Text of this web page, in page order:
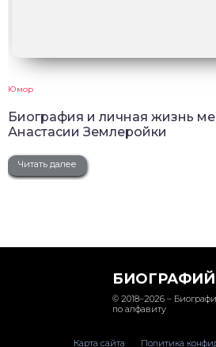
Юмор
Биография и личная жизнь
Анастасии Землеройки
Читать далее
БИОГРАФИЙ
© 2018–2026 –
по алфавиту
Карта сайта Политика